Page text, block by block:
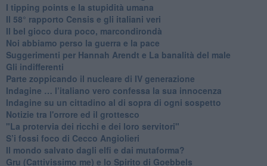
I tipping points e la stupidità umana
​Il 58° rapporto Censis e gli italiani veri
​Il bel gioco dura poco, marcondirondà
Noi abbiamo perso la guerra e la pace
Suggerimenti per Hannah Arendt e La banalità del male
​Gli indifferenti
Parte zoppicando il nucleare di IV generazione
​Indagine … l’italiano vero confessa la sua innocenza
Indagine su un cittadino al di sopra di ogni sospetto
Notizie tra l'orrore ed il grottesco
"La protervia dei ricchi e dei loro servitori"
S’i fossi foco di Cecco Angiolieri
​Il mondo salvato dagli elfi e dai mutaforma?
Gru (Cattivissimo me) e lo Spirito di Goebbels